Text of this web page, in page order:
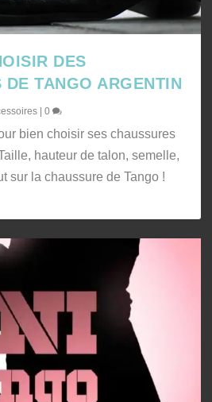
DES
DE TANGO ARGENTIN
|0
bien choisir ses chaussures
hauteur de talon, semelle,
sur la chaussure de Tango !